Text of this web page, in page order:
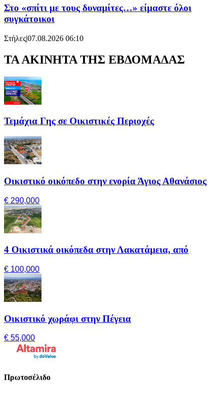
Στο «σπίτι με τους δυναμίτες…» είμαστε όλοι
συγκάτοικοι
Στήλες|07.08.2026 06:10
ΤΑ ΑΚΙΝΗΤΑ ΤΗΣ ΕΒΔΟΜΑΔΑΣ
Τεμάχια Γης σε Οικιστικές Περιοχές
Οικιστικό οικόπεδο στην ενορία Άγιος Αθανάσιος
€ 290,000
4 Οικιστικά οικόπεδα στην Λακατάμεια, από
€ 100,000
Οικιστικό χωράφι στην Πέγεια
€ 55,000
Πρωτοσέλιδο